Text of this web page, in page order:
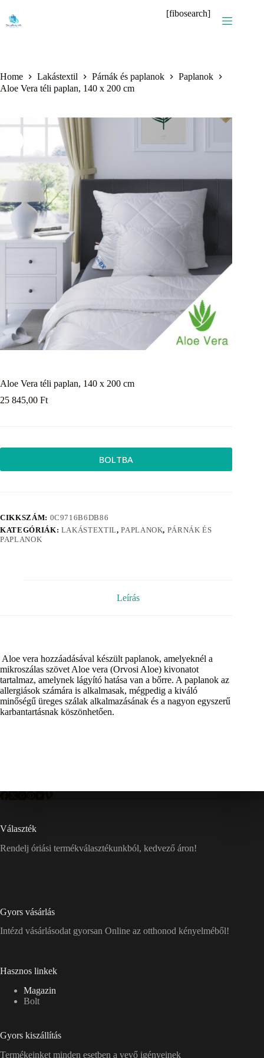
content
[fibosearch]
Home Lakástextil Párnák és paplanok
Paplanok
Aloe Vera téli paplan, 140 x 200 cm
Aloe Vera téli paplan, 140 x 200 cm
25 845,00 Ft
BOLTBA
CIKKSZÁM: 0C9716B6DB86
KATEGÓRIÁK: LAKÁSTEXTIL,PAPLANOK, PÁRNÁK ÉS
PAPLANOK
Leírás
Aloe vera hozzáadásával készült paplanok, amelyeknél a
mikroszálas szövet Aloe vera (Orvosi Aloe) kivonatot
tartalmaz, amelynek lágyító hatása van a bőrre. A paplanok az
allergiások számára is alkalmasak, mégpedig a kiváló
minőségű üreges szálak alkalmazásának és a nagyon egyszerű
karbantartásnak köszönhetően.
Választék
Rendelj óriási termékválasztékunkból, kedvező áron!
Gyors vásárlás
Intézd vásárlásodat gyorsan Online az otthonod kényelméből!
Hasznos linkek
Magazin
Bolt
Gyors kiszállítás
Termékeinket minden esetben a vevő igényeinek